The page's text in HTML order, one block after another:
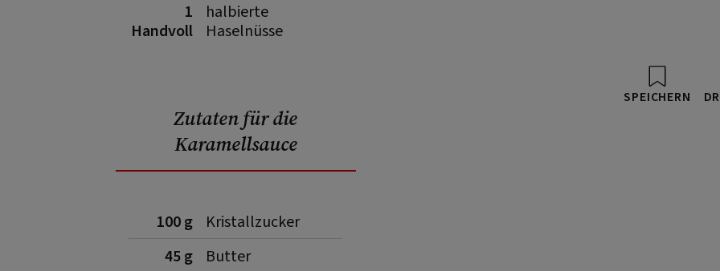
1
Handvoll
halbierte
Haselnüsse
Zutaten für die
Karamellsauce
100 g
Kristallzucker
45 g
Butter
SPEICHERN